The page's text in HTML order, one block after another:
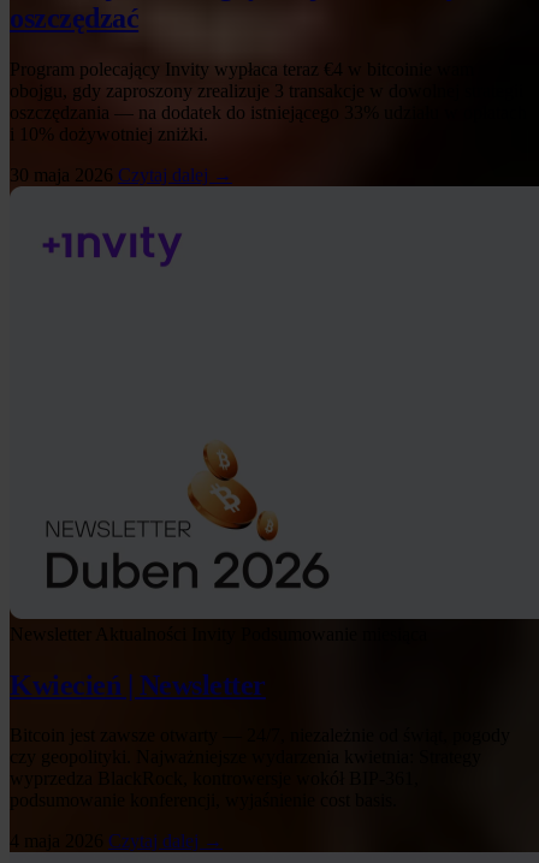
oszczędzać
Program polecający Invity wypłaca teraz €4 w bitcoinie wam
obojgu, gdy zaproszony zrealizuje 3 transakcje w dowolnej strategii
oszczędzania — na dodatek do istniejącego 33% udziału w opłatach
i 10% dożywotniej zniżki.
30 maja 2026 Czytaj dalej →
Kwiecień | Newsletter
czy geopolityki. Najważniejsze wydarzenia kwietnia: Strategy
wyprzedza BlackRock, kontrowersje wokół BIP-361,
4 maja 2026 Czytaj dalej →